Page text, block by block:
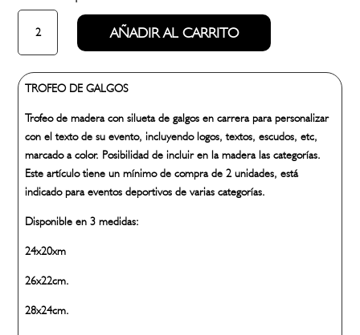
GALGOS
cantidad
AÑADIR AL CARRITO
TROFEO DE GALGOS
Trofeo de madera con silueta de galgos en carrera para personalizar
con el texto de su evento, incluyendo logos, textos, escudos, etc,
marcado a color. Posibilidad de incluir en la madera las categorías.
Este artículo tiene un mínimo de compra de 2 unidades, está
indicado para eventos deportivos de varias categorías.
Disponible en 3 medidas:
24x20xm
26x22cm.
28x24cm.